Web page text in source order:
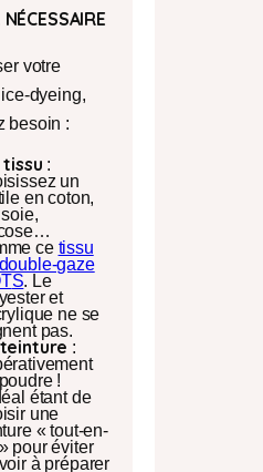
votre
dyeing,
besoin :
tissu :
un
en coton,
soie,
ce tissu
gaze
S. Le
et
ne se
pas.
:
!
étant de
une
« tout-en-
pour éviter
à préparer